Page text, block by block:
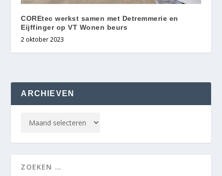
COREtec werkst samen met Detremmerie en
Eijffinger op VT Wonen beurs
2 oktober 2023
ARCHIEVEN